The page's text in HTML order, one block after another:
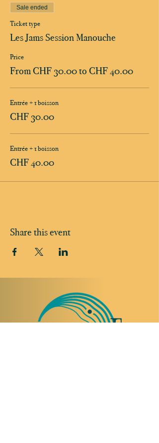
Sale ended
Ticket type
Les Jams Session Manouche
Price
From CHF 30.00 to CHF 40.00
Entrée + 1 boisson
CHF 30.00
Entrée + 1 boisson
CHF 40.00
Share this event